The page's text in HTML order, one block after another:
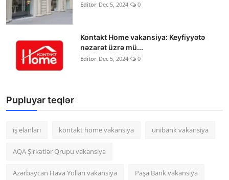
Editor Dec 5, 2024 0
Kontakt Home vakansiya: Keyfiyyətə
nəzarət üzrə mü...
Editor Dec 5, 2024 0
Pupluyar teqlər
iş elanları kontakt home vakansiya unibank vakansiya
AQA Şirkətlər Qrupu vakansiya
Azərbaycan Hava Yolları vakansiya Paşa Bank vakansiya